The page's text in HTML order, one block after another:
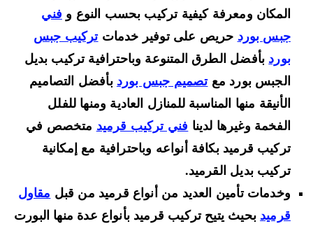
المكان ومعرفة كيفية تركيب بحسب النوع وفني
جبس بوردحريص على توفير خدماتتركيب جبس
بوردبأفضل الطرق المتنوعة وباحترافية تركيب بديل
الجبس بورد مع تصميم جبس بوردبأفضل التصاميم
الأنيقة منها المناسبة للمنازل العادية ومنها للفلل
الفخمة وغيرها لدينافني تركيب قرميد متخصص في
تركيب قرميد بكافة أنواعه وباحترافية مع إمكانية
تركيب بديل القرميد.
وخدمات تأمين العديد من أنواع قرميد من قبلمقاول
قرميد بحيث يتيح تركيب قرميد بأنواع عدة منها البورت